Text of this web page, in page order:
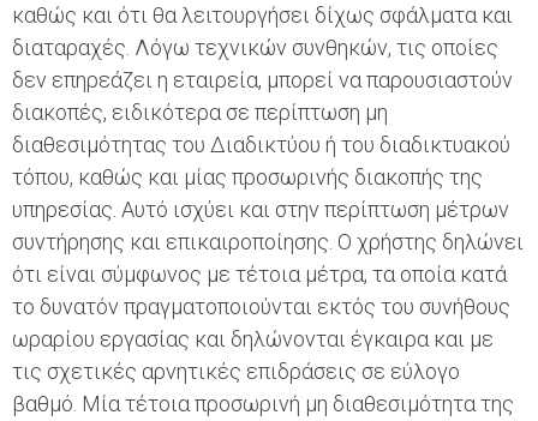
καθώς και ότι θα λειτουργήσει δίχως σφάλματα και
διαταραχές. Λόγω τεχνικών συνθηκών, τις οποίες
δεν επηρεάζει η εταιρεία, μπορεί να παρουσιαστούν
διακοπές, ειδικότερα σε περίπτωση μη
διαθεσιμότητας του Διαδικτύου ή του διαδικτυακού
τόπου, καθώς και μίας προσωρινής διακοπής της
υπηρεσίας. Αυτό ισχύει και στην περίπτωση μέτρων
συντήρησης και επικαιροποίησης. Ο χρήστης δηλώνει
ότι είναι σύμφωνος με τέτοια μέτρα, τα οποία κατά
το δυνατόν πραγματοποιούνται εκτός του συνήθους
ωραρίου εργασίας και δηλώνονται έγκαιρα και με
τις σχετικές αρνητικές επιδράσεις σε εύλογο
βαθμό. Μία τέτοια προσωρινή μη διαθεσιμότητα της